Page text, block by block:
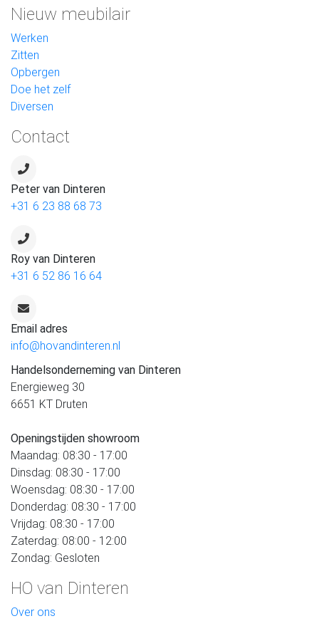
Nieuw meubilair
Werken
Zitten
Opbergen
Doe het zelf
Diversen
Contact
Peter van Dinteren
+31 6 23 88 68 73
Roy van Dinteren
+31 6 52 86 16 64
Email adres
info@hovandinteren.nl
Handelsonderneming van Dinteren
Energieweg 30
6651 KT Druten
Openingstijden showroom
Maandag: 08:30 - 17:00
Dinsdag: 08:30 - 17:00
Woensdag: 08:30 - 17:00
Donderdag: 08:30 - 17:00
Vrijdag: 08:30 - 17:00
Zaterdag: 08:00 - 12:00
Zondag: Gesloten
HO van Dinteren
Over ons